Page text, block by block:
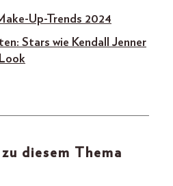
Up-Trends 2024
Stars wie Kendall Jenner
diesem Thema